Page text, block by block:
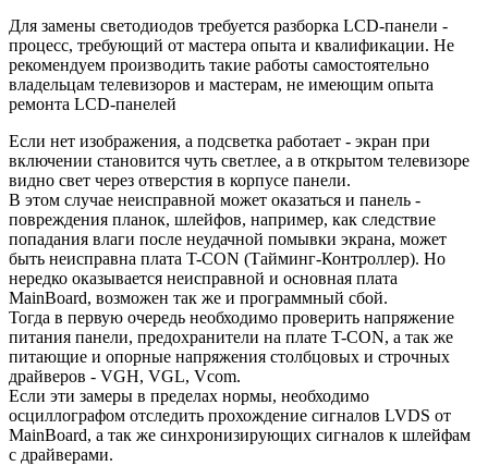
Для замены светодиодов требуется разборка LCD-панели -
процесс, требующий от мастера опыта и квалификации. Не
рекомендуем производить такие работы самостоятельно
владельцам телевизоров и мастерам, не имеющим опыта
ремонта LCD-панелей
Если нет изображения, а подсветка работает - экран при
включении становится чуть светлее, а в открытом телевизоре
видно свет через отверстия в корпусе панели.
В этом случае неисправной может оказаться и панель -
повреждения планок, шлейфов, например, как следствие
попадания влаги после неудачной помывки экрана, может
быть неисправна плата T-CON (Тайминг-Контроллер). Но
нередко оказывается неисправной и основная плата
MainBoard, возможен так же и программный сбой.
Тогда в первую очередь необходимо проверить напряжение
питания панели, предохранители на плате T-CON, а так же
питающие и опорные напряжения столбцовых и строчных
драйверов - VGH, VGL, Vcom.
Если эти замеры в пределах нормы, необходимо
осциллографом отследить прохождение сигналов LVDS от
MainBoard, а так же синхронизирующих сигналов к шлейфам
с драйверами.